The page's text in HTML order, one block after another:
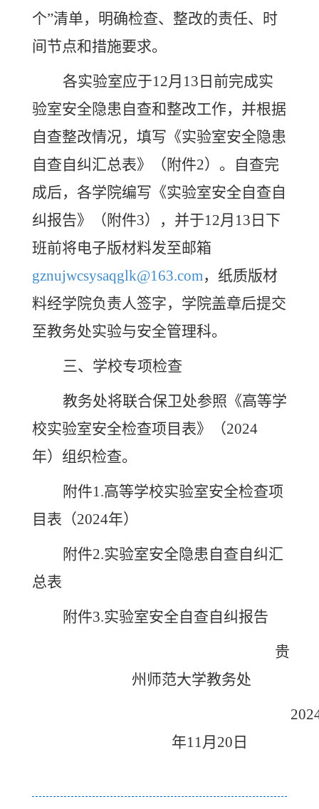
个”清单，明确检查、整改的责任、时
间节点和措施要求。
各实验室应于12月 13 日前完成实
验室安全隐患 自查和整改工作， 并根据
自查整改情况，填写《实验室安全隐患
自查自纠汇总表》（附件2）。
自查完
成后，各学院编写《实验室安全自查自
纠报告》（附件3），并于12月 13 日下
班前将电子版材料发至邮箱
gznujwcsysaqglk@163.com，纸质版材
料经学院负责人签字，学院盖章后提交
至教务处实验与安全管理科。
三、学校专项检查
教务处将联合保卫处参照《高等学
校实验室安全检查项目表》（2024
年）组织检查。
附件1.高等学校实验室安全检查项
目表（2024年）
附件2.实验室安全隐患自查自纠汇
总表
附件3.实验室安全自查自纠报告
贵
州师范大学教务处
年11月 20 日